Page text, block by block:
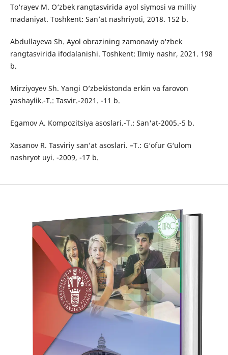
To‘rayev M. O‘zbek rangtasvirida ayol siymosi va milliy
madaniyat. Toshkent: San’at nashriyoti, 2018. 152 b.
Abdullayeva Sh. Ayol obrazining zamonaviy o‘zbek
rangtasvirida ifodalanishi. Toshkent: Ilmiy nashr, 2021. 198
b.
Mirziyoyev Sh. Yangi O’zbekistonda erkin va farovon
yashaylik.-T.: Tasvir.-2021. -11 b.
Egamov A. Kompozitsiya asoslari.-T.: San'at-2005.-5 b.
Xasanov R. Tasviriy san’at asoslari. –T.: G‘ofur G‘ulom
nashryot uyi. -2009, -17 b.